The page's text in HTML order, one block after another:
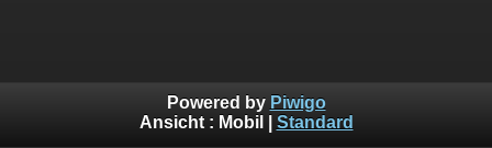
Powered by Piwigo
Ansicht : Mobil Standard